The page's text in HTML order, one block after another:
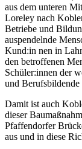
aus dem unteren
Loreley nach
Betriebe und
auspendelnde
Kund:in nen in
den betroffenen
Schüler:innen der
und
Damit ist auch
dieser
Pfaffendorfer
aus und in diese